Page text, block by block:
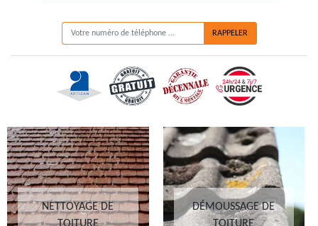
NETTOYAGE DE
DÉMOUSSAGE DE